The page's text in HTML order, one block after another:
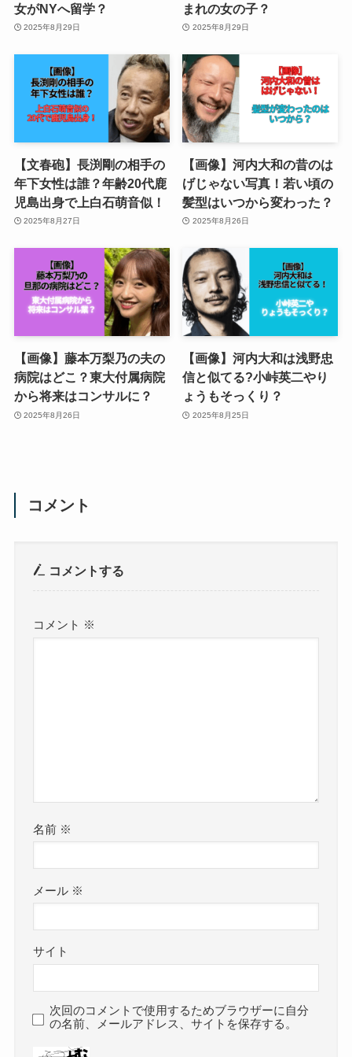
女がNYへ留学？
2025年8月29日
まれの女の子？
2025年8月29日
【文春砲】長渕剛の相手の
年下女性は誰？年齢20代鹿
児島出身で上白石萌音似！
2025年8月27日
【画像】河内大和の昔のは
げじゃない写真！若い頃の
髪型はいつから変わった？
2025年8月26日
【画像】藤本万梨乃の夫の
病院はどこ？東大付属病院
から将来はコンサルに？
2025年8月26日
【画像】河内大和は浅野忠
信と似てる?小峠英二やり
ょうもそっくり？
2025年8月25日
コメント
コメントする
コメント ※
名前 ※
メール ※
サイト
次回のコメントで使用するためブラウザーに自分
の名前、メールアドレス、サイトを保存する。